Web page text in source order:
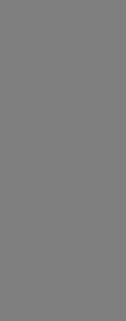
för
bygglov
för